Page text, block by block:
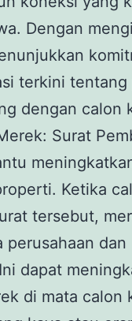
Dengan
terkini tentang
dengan calon
Surat
Ketika
tersebut,
perusahaan
dapat
di mata calon